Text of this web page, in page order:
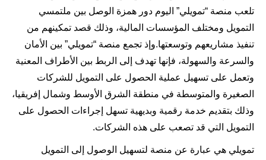
تلعب منصة “تمويلي” اليوم دور همزة الوصل بين ملتمسي
التمويل ومختلف المؤسسات المالية، وذلك قصد تمكينهم من
تنفيذ مشاريعهم وتوسعتها.وإذ تجمع منصة “تمويلي” بين الأمان
والسرعة والسهولة، فإنها تهدف إلى الربط بين الأطراف المعنية
وتعمل على تسهيل عملية الحصول على التمويل للشركات
الصغيرة والمتوسطة في منطقة الشرق الأوسط وشمال إفريقيا،
وذلك بتقديم خدمة رقمية وبديهية تسهل إجراءات الحصول على
التمويل التي قد تصعب على هذه الشركات.
تمويلي هي عبارة عن منصة لتسهيل الوصول إلى التمويل